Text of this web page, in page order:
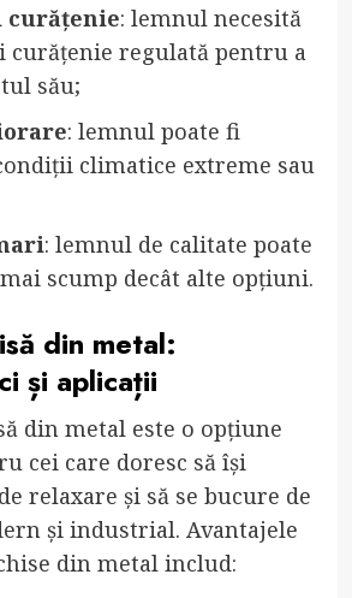
: lemnul necesită
curățenie regulată pentru a
său;
: lemnul poate fi
climatice extreme sau
: lemnul de calitate poate
scump decât alte opțiuni.
din metal:
și aplicații
din metal este o opțiune
cei care doresc să își
relaxare și să se bucure de
și industrial. Avantajele
din metal includ: